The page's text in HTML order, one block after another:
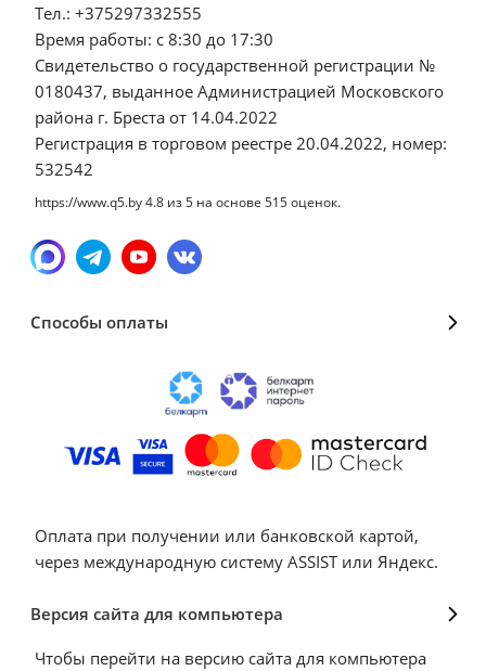
Тел.: +375297332555
Время работы: с 8:30 до 17:30
Свидетельство о государственной регистрации №
0180437, выданное Администрацией Московского
района г. Бреста от 14.04.2022
Регистрация в торговом реестре 20.04.2022, номер:
532542
https://www.q5.by4.8 из5 на основе 515оценок.
Способы оплаты
Оплата при получении или банковской картой,
через международную систему ASSIST или Яндекс.
Версия сайта для компьютера
Чтобы перейти на версию сайта для компьютера